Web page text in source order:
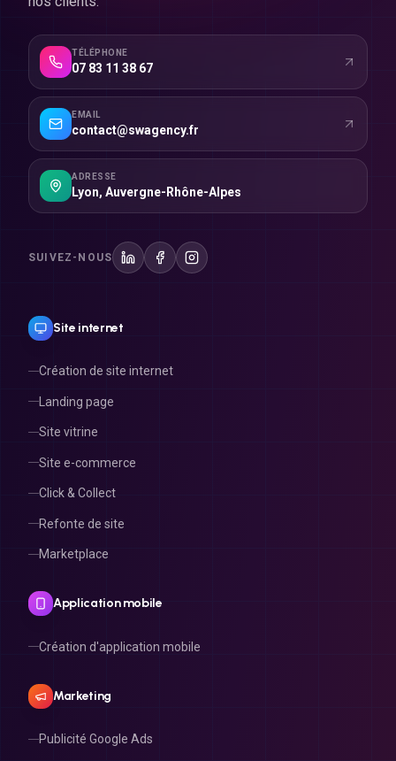
TÉLÉPHONE
07 83 11 38 67
EMAIL
contact@swagency.fr
ADRESSE
Lyon, Auvergne-Rhône-Alpes
SUIVEZ-NOUS
Site internet
Création de site internet
Landing page
Site vitrine
Site e-commerce
Click & Collect
Refonte de site
Marketplace
Application mobile
Création d'application mobile
Marketing
Publicité Google Ads